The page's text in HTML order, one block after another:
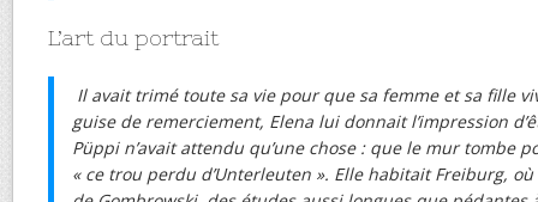
L’art du portrait
Il avait trimé toute sa vie pour que sa femme et sa fille
guise de remerciement, Elena lui donnait l’impression
Püppi n’avait attendu qu’une chose : que le mur tombe
« ce trou perdu d’Unterleuten ». Elle habitait Freiburg,